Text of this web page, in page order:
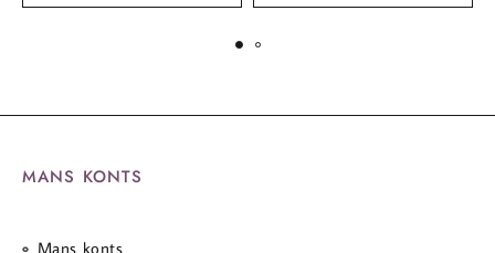
MANS KONTS
Mans konts